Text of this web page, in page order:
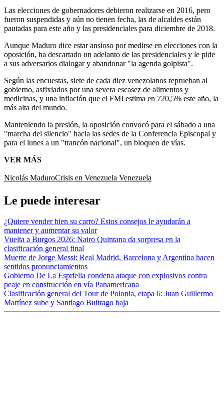
Las elecciones de gobernadores debieron realizarse en 2016, pero
fueron suspendidas y aún no tienen fecha, las de alcaldes están
pautadas para este año y las presidenciales para diciembre de 2018.
Aunque Maduro dice estar ansioso por medirse en elecciones con la
oposición, ha descartado un adelanto de las presidenciales y le pide
a sus adversarios dialogar y abandonar "la agenda golpista".
Según las encuestas, siete de cada diez venezolanos reprueban al
gobierno, asfixiados por una severa escasez de alimentos y
medicinas, y una inflación que el FMI estima en 720,5% este año, la
más alta del mundo.
Manteniendo la presión, la oposición convocó para el sábado a una
"marcha del silencio" hacia las sedes de la Conferencia Episcopal y
para el lunes a un "trancón nacional", un bloqueo de vías.
VER MÁS
Nicolás MaduroCrisis en Venezuela Venezuela
Le puede interesar
¿Quiere vender bien su carro? Estos consejos le ayudarán a
mantener y aumentar su valor
Vuelta a Burgos 2026: Nairo Quintana da sorpresa en la
clasificación general final
Muerte de Jorge Messi: Real Madrid, Barcelona y Argentina hacen
sentidos pronunciamientos
Gobierno De La Espriella condena ataque con explosivos contra
peaje en construcción en vía Panamericana
Clasificación general del Tour de Polonia, etapa 6: Juan Guillermo
Martínez sube y Santiago Buitrago baja